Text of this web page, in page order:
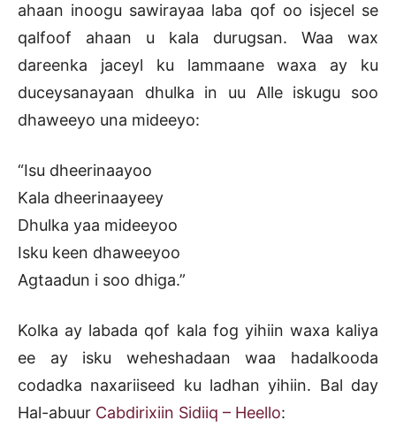
ahaan inoogu sawirayaa laba qof oo isjecel se
qalfoof ahaan u kala durugsan. Waa wax
dareenka jaceyl ku lammaane waxa ay ku
duceysanayaan dhulka in uu Alle iskugu soo
dhaweeyo una mideeyo:
“Isu dheerinaayoo
Kala dheerinaayeey
Dhulka yaa mideeyoo
Isku keen dhaweeyoo
Agtaadun i soo dhiga.”
Kolka ay labada qof kala fog yihiin waxa kaliya
ee ay isku weheshadaan waa hadalkooda
codadka naxariiseed ku ladhan yihiin. Bal day
Hal-abuur Cabdirixiin Sidiiq – Heello: